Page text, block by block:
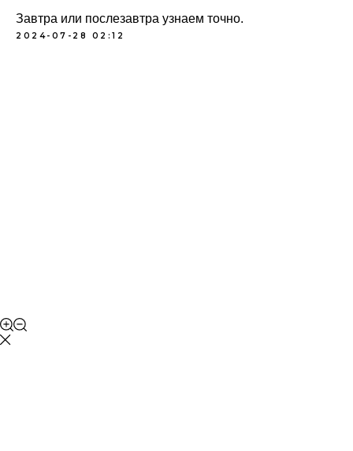
Завтра или послезавтра узнаем точно.
2024-07-28 02:12